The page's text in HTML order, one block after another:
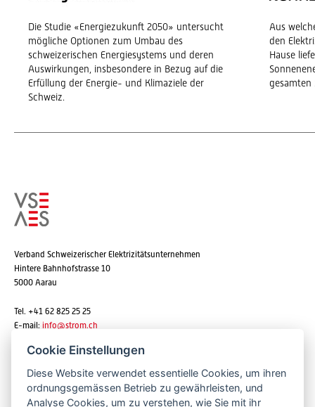
Die Studie «Energiezukunft 2050» untersucht
mögliche Optionen zum Umbau des
schweizerischen Energiesystems und deren
Auswirkungen, insbesondere in Bezug auf die
Erfüllung der Energie- und Klimaziele der
Schweiz.
Aus
den
Hause
gesamten
Verband Schweizerischer Elektrizitätsunternehmen
Hintere Bahnhofstrasse 10
5000 Aarau
Tel. +41 62 825 25 25
E-mail: info@strom.ch
Newsletter abonnieren
Cookie Einstellungen
Diese Website verwendet essentielle Cookies, um ihren
ordnungsgemässen Betrieb zu gewährleisten, und
Analyse Cookies, um zu verstehen, wie Sie mit ihr